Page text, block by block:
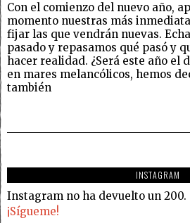
Con el comienzo del nuevo año,
momento nuestras más
fijar las que vendrán nuevas.
pasado y repasamos qué pasó y
hacer realidad. ¿Será este año el
en mares melancólicos, hemos
también
INSTAGRAM
Instagram no ha devuelto un 200.
¡Sígueme!